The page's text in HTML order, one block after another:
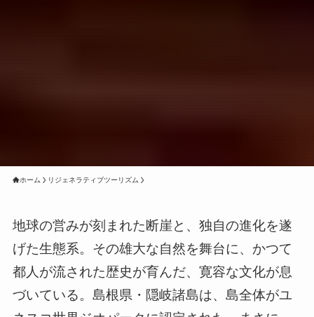
ホーム リジェネラティブツーリズム
地球の営みが刻まれた断崖と、独自の進化を遂
げた生態系。その雄大な自然を舞台に、かつて
都人が流された歴史が育んだ、寛容な文化が息
づいている。島根県・隠岐諸島は、島全体がユ